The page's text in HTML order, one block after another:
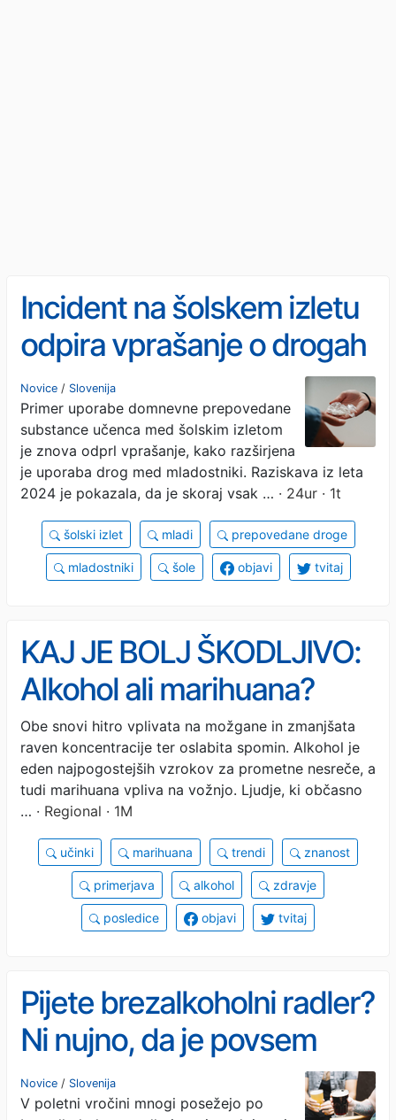
Incident na šolskem izletu
odpira vprašanje o drogah
med mladimi
Novice / Slovenija
Primer uporabe domnevne prepovedane
substance učenca med šolskim izletom
je znova odprl vprašanje, kako razširjena
je uporaba drog med mladostniki. Raziskava iz leta
2024 je pokazala, da je skoraj vsak … · 24ur · 1t
šolski izlet mladi prepovedane droge
mladostniki šole objavi tvitaj
KAJ JE BOLJ ŠKODLJIVO:
Alkohol ali marihuana?
Obe snovi hitro vplivata na možgane in zmanjšata
raven koncentracije ter oslabita spomin. Alkohol je
eden najpogostejših vzrokov za prometne nesreče, a
tudi marihuana vpliva na vožnjo. Ljudje, ki občasno
… · Regional · 1M
učinki marihuana trendi znanost
primerjava alkohol zdravje
posledice objavi tvitaj
Pijete brezalkoholni radler?
Ni nujno, da je povsem
brez alkohola, na to morate
Novice / Slovenija
V poletni vročini mnogi posežejo po